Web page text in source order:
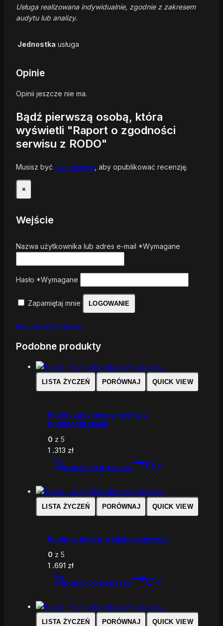
Usługa realizowana indywidualnie, zgodnie z zakresem
audytu lub analizy.
Jednostka usługa
Opinie
Opinii jeszcze nie ma.
Bądź pierwszą osobą, która
wyświetli "Raport o zgodności
serwisu z RODO"
Musisz być zalogowany, aby opublikować recenzję.
×
Wejście
Nazwa użytkownika lub adres e-mail *Wymagane
Hasło *Wymagane
Zapamiętaj mnie LOGOWANIE
Nie pamiętasz hasła?
Podobne produkty
LISTA ŻYCZEŃ PORÓWNAJ QUICK VIEW
Raport zgodności projektu z
harmonogramem
0 z 5
1 .313 zł
DODAJ DO KOSZYKA
LISTA ŻYCZEŃ PORÓWNAJ QUICK VIEW
Raport z testów wydajnościowych
0 z 5
1 .691 zł
DODAJ DO KOSZYKA
LISTA ŻYCZEŃ PORÓWNAJ QUICK VIEW